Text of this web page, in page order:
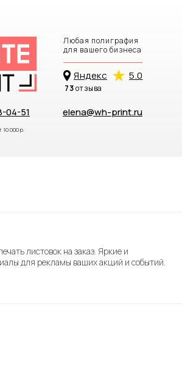
elena@wh-print.ru
04-51
Любая полиграфия
для вашего бизнеса
Яндекc 5.0
73отзыва
10 000 р.
листовок на заказ. Яркие и
для рекламы ваших акций и событий.